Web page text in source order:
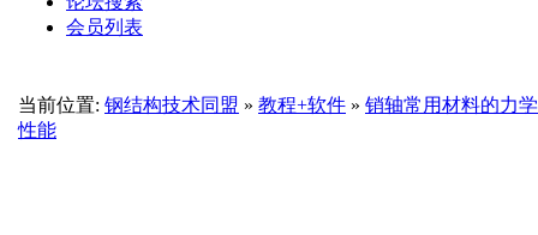
会员列表
当前位置: 钢结构技术同盟 » 教程+软件 » 销轴常用材料的力学
性能